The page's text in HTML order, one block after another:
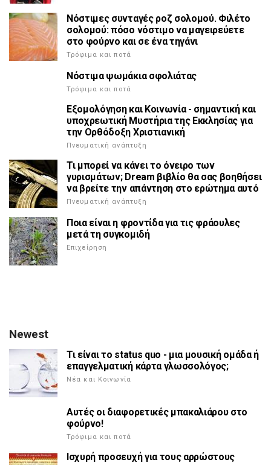
Νόστιμες συνταγές ροζ σολομού. Φιλέτο
σολομού: πόσο νόστιμο να μαγειρεύετε
στο φούρνο και σε ένα τηγάνι
Τρόφιμα και ποτά
Νόστιμα ψωμάκια σφολιάτας
Τρόφιμα και ποτά
Εξομολόγηση και Κοινωνία - σημαντική και
υποχρεωτική Μυστήρια της Εκκλησίας για
την Ορθόδοξη Χριστιανική
Πνευματική ανάπτυξη
Τι μπορεί να κάνει το όνειρο των
γυρισμάτων; Dream βιβλίο θα σας βοηθήσει
να βρείτε την απάντηση στο ερώτημα αυτό
Πνευματική ανάπτυξη
Ποια είναι η φροντίδα για τις φράουλες
μετά τη συγκομιδή
Επιχείρηση
Newest
Τι είναι το status quo - μια μουσική ομάδα ή
επαγγελματική κάρτα γλωσσολόγος;
Νέα και Κοινωνία
Αυτές οι διαφορετικές μπακαλιάρου στο
φούρνο!
Τρόφιμα και ποτά
Ισχυρή προσευχή για τους αρρώστους